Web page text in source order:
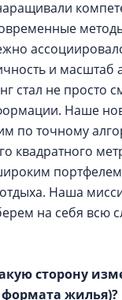
и
стал не просто
Наше
по точному
квадратного
Наша
на себя всю
сторону